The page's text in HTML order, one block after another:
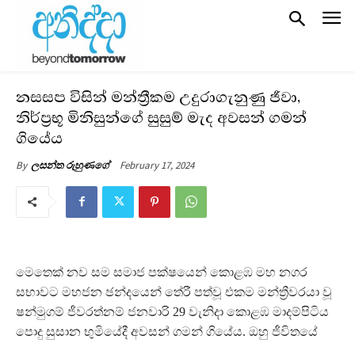
නසසප විසින් මන්ත්‍රීකම උදුරාගැනුණු ජීවා,
නිර්ප්‍රභූ මිනිසුන්ගේ සුසුම් මැද අවසන් ගමන්
ගියේය
By ලසන්ත රුහුණගේ February 17, 2024
මෙතෙක් නව සම සමාජ පක්ෂයෙන් කොළඹ මහ නගර
සභාවට මහජන ඡන්දයෙන් තේරී පත්වූ එකම මන්ත්‍රීවරයා වූ
ෂන්මුගම් ජීවරත්නම් ජනවාරි 29 වැනිදා කොළඹ මාදම්පිටිය
පොදු සුසාන භුමියේදී අවසන් ගමන් ගියේය. ඔහු ජීවිතයේ